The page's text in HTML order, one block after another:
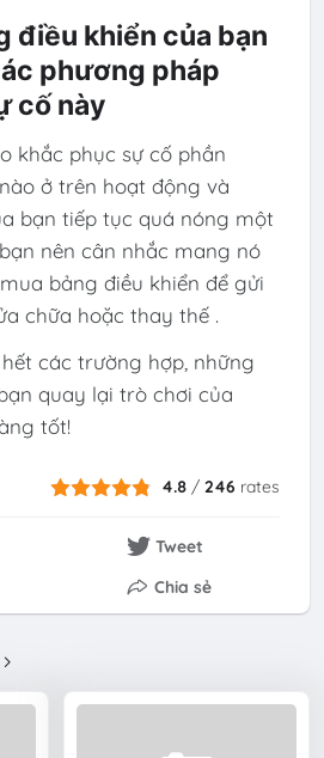
điều khiển của bạn
phương pháp
cố này
khắc phục sự cố phần
ở trên hoạt động và
bạn tiếp tục quá nóng một
nên cân nhắc mang nó
bảng điều khiển để gửi
chữa hoặc thay thế .
các trường hợp, những
quay lại trò chơi của
tốt!
4.8 /246 rates
Tweet
Chia sẻ